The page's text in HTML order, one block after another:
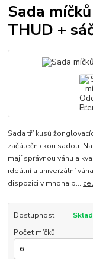
Sada
THUD +
Sada tří kusů
začátečnickou sadou.
mají správnou váhu a
ideální a univerzální
dispozici v mnoha b...
Dostupnost
Počet míčků